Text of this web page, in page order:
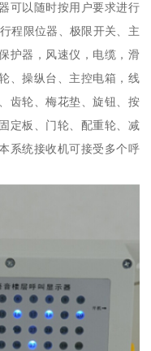
可以随时按用户要求进行
程限位器、极限开关、主
护器，风速仪，电缆，滑
、操纵台、主控电箱，线
齿轮、梅花垫、旋钮、按
定板、门轮、配重轮、减
系统接收机可接受多个呼